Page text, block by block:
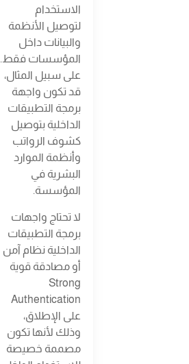
الاستخدام
لتوصيل الأنظمة
والبيانات داخل
المؤسسات فقط.
على سبيل المثال،
قد تكون واجهة
برمجة التطبيقات
الداخلية بتوصيل
كشوف الرواتب
وأنظمة الموارد
البشرية في
المؤسسة.
لا تحتاج واجهات
برمجة التطبيقات
الداخلية نظام آمن
أو مصادقة قوية
Strong
Authentication
على الإطلاق،
وذلك لأنها تكون
مصممة خصيصة